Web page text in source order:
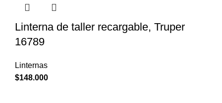
Linterna de taller recargable, Truper
16789
Linternas
$148.000